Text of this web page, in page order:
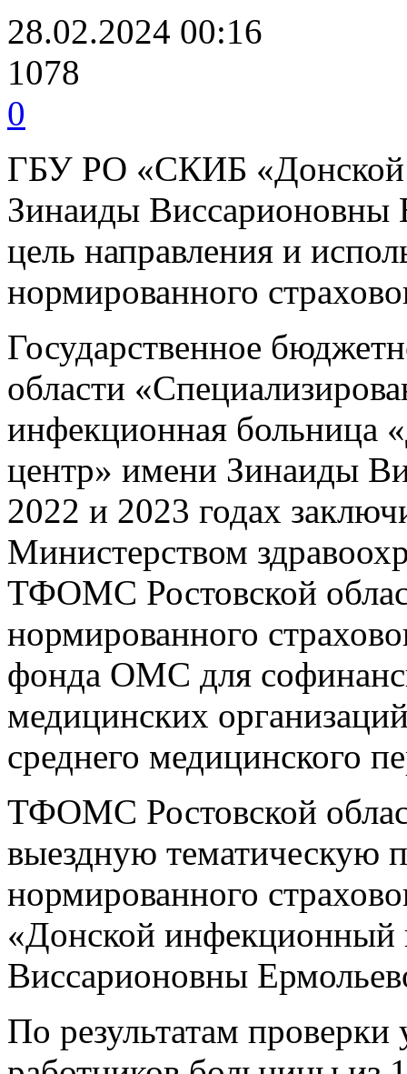
28.02.2024 00:16
1078
0
ГБУ РО «СКИБ «Донской
Зинаиды Виссарионовны
цель направления и
нормированного
Государственное
области
инфекционная больница
центр» имени Зинаиды
2022 и 2023 годах
Министерством
ТФОМС Ростовской
нормированного
фонда ОМС для
медицинских
среднего медицинского
ТФОМС Ростовской
выездную тематическую
нормированного
«Донской
Виссарионовны
По результатам проверки